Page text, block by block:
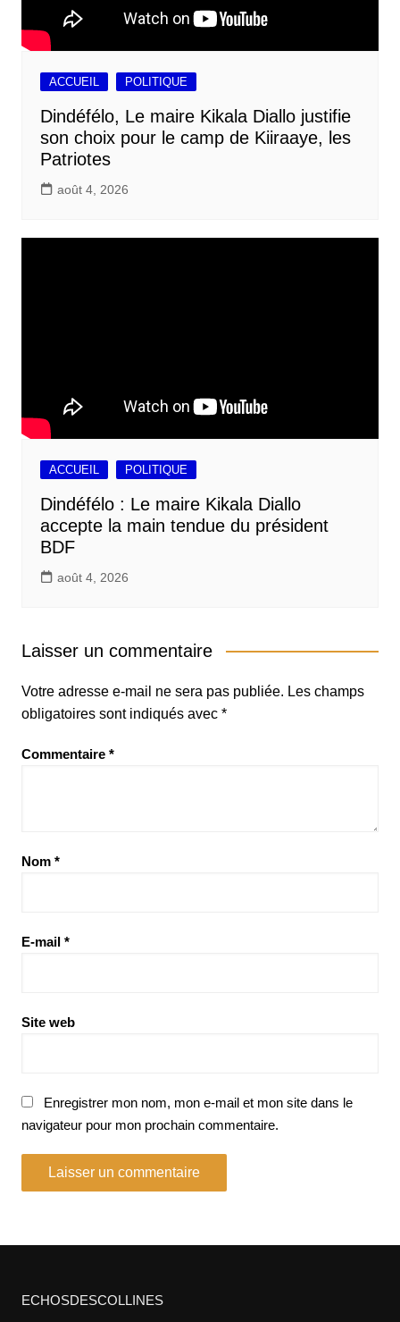
ACCUEIL POLITIQUE
Dindéfélo, Le maire Kikala Diallo justifie
son choix pour le camp de Kiiraaye, les
Patriotes
août 4, 2026
ACCUEIL POLITIQUE
Dindéfélo : Le maire Kikala Diallo
accepte la main tendue du président
BDF
août 4, 2026
Laisser un commentaire
Votre adresse e-mail ne sera pas publiée. Les champs
obligatoires sont indiqués avec *
Commentaire *
Nom *
E-mail *
Site web
Enregistrer mon nom, mon e-mail et mon site dans le
navigateur pour mon prochain commentaire.
ECHOSDESCOLLINES